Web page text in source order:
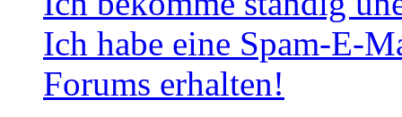
Ich habe eine Spam-E-
Forums erhalten!